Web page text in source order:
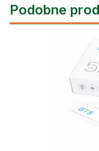
Podobne